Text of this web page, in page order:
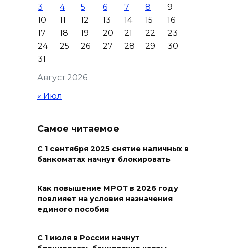
Журналисты «ДОН 24» вышли
на субботник в парке
Островского
Сносить нельзя, сохранять
Рувинского от запустения
08 августа 2026 14:04
поджег газ в квартире
бывшей жены, эвакуированы
7 человек
Август 2026
3
4 5 6 7 8
9
10
11 12 13 14 15
16
17
18 19 20 21 22
23
24
25 26 27 28 29
30
31
« Июл
Самое читаемое
С 1 сентября 2025 снятие наличных в
банкоматах начнут блокировать
Как повышение МРОТ в 2026 году
повлияет на условия назначения
единого пособия
С 1 июля в России начнут